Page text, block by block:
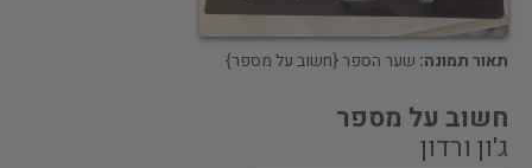
תאור תמונה: שער הספר {חשוב על מספר}
חשוב על מספר
ג'ון ורדון